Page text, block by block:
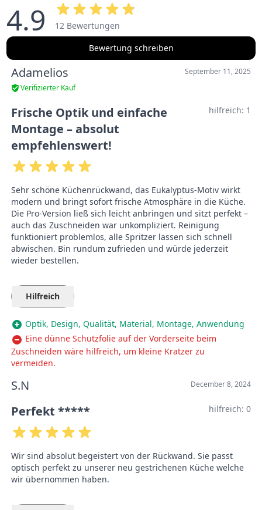
4.9
12 Bewertungen
Bewertung schreiben
Adamelios
Verifizierter Kauf
September 11, 2025
Frische Optik und einfache
Montage – absolut
empfehlenswert!
hilfreich: 1
Sehr schöne Küchenrückwand, das Eukalyptus-Motiv wirkt
modern und bringt sofort frische Atmosphäre in die Küche.
Die Pro-Version ließ sich leicht anbringen und sitzt perfekt –
auch das Zuschneiden war unkompliziert. Reinigung
funktioniert problemlos, alle Spritzer lassen sich schnell
abwischen. Bin rundum zufrieden und würde jederzeit
wieder bestellen.
Hilfreich
Optik, Design, Qualität, Material, Montage, Anwendung
Eine dünne Schutzfolie auf der Vorderseite beim
Zuschneiden wäre hilfreich, um kleine Kratzer zu
vermeiden.
S.N December 8, 2024
Perfekt ***** hilfreich: 0
Wir sind absolut begeistert von der Rückwand. Sie passt
optisch perfekt zu unserer neu gestrichenen Küche welche
wir übernommen haben.